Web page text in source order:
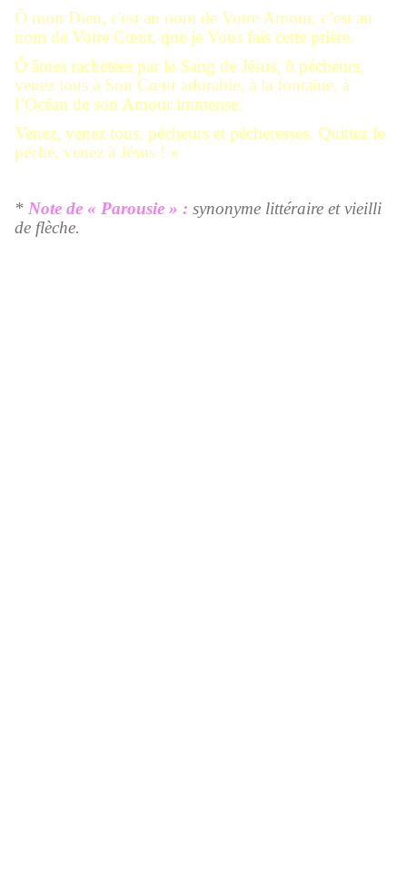
Ô mon Dieu, c'est au nom de Votre Amour, c’est au
nom de Votre Cœur, que je Vous fais cette prière.
Ô âmes rachetées par le Sang de Jésus, ô pécheurs,
venez tous à Son Cœur adorable, à la fontaine, à
l’Océan de son Amour immense.
Venez, venez tous, pécheurs et pécheresses. Quittez le
péché, venez à Jésus ! »
* Note de « Parousie » : synonyme littéraire et vieilli
de flèche.